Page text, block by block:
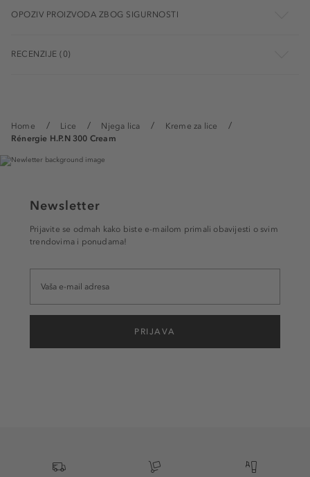
Home Lice Njega lica
Kreme za lice
Rénergie H.P.N 300 Cream
OPOZIV PROIZVODA ZBOG SIGURNOSTI
RECENZIJE (0)
Newsletter
Prijavite se odmah kako biste e-mailom primali obavijesti o svim
trendovima i ponudama!
PRIJAVA